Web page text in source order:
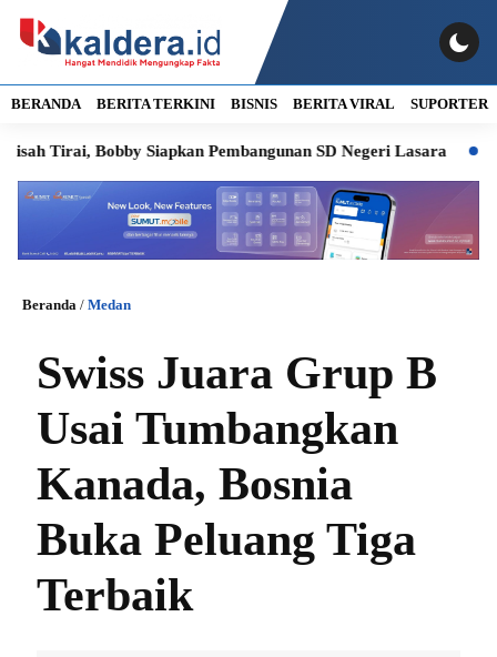
BERANDA BERITA TERKINI BISNIS BERITA VIRAL SUPORTER
Bobby Siapkan Pembangunan SD Negeri Lasara Dorong
Beranda / Medan
Swiss Juara Grup B
Usai Tumbangkan
Kanada, Bosnia
Buka Peluang Tiga
Terbaik